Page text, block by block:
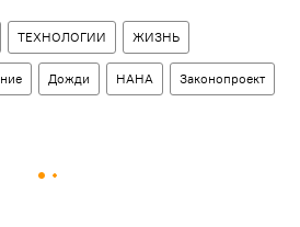
ТЕХНОЛОГИИ ЖИЗНЬ
Дожди НАНА Законопроект